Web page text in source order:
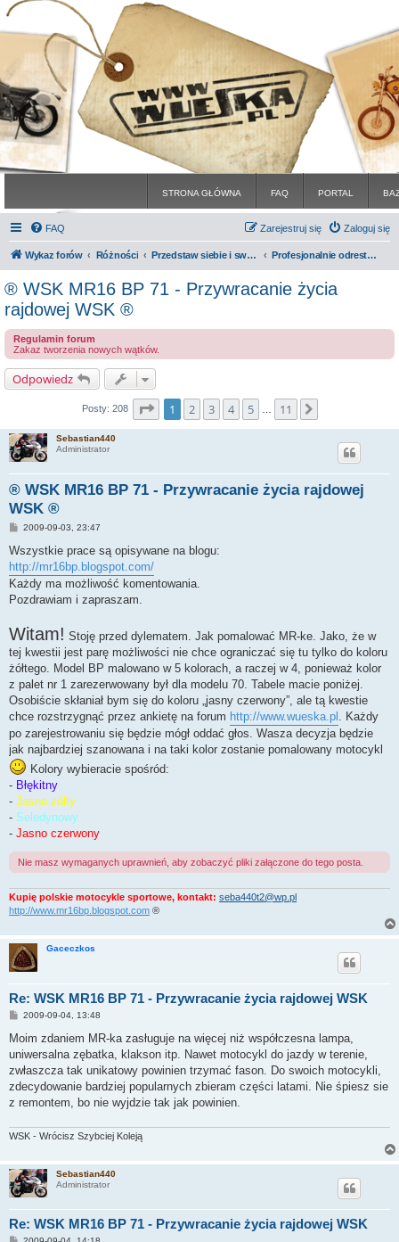
STRONA GŁÓWNA FAQ PORTAL
FAQ Zaloguj się
Zarejestruj się
Wykaz forów Różności Przedstaw siebie i swoje maszyny Profesjonalnie odrestaurowane motocykle
® WSK MR16 BP 71 - Przywracanie życia
rajdowej WSK ®
Regulamin forum
Zakaz tworzenia nowych wątków.
Odpowiedz
Posty: 208 Strona1 z11
1 2 3 4 5 11
Sebastian440
Administrator
® WSK MR16 BP 71 - Przywracanie życia rajdowej
WSK ®
P
s
2009-09-03, 23:47
Wszystkie prace są opisywane na blogu:
http://mr16bp.blogspot.com/
Każdy ma możliwość komentowania.
Pozdrawiam i zapraszam.
Witam! Stoję przed dylematem. Jak pomalować MR-ke. Jako, że w
tej kwestii jest parę możliwości nie chce ograniczać się tu tylko do koloru
żółtego. Model BP malowano w 5 kolorach, a raczej w 4, ponieważ kolor
z palet nr 1 zarezerwowany był dla modelu 70. Tabele macie poniżej.
Osobiście skłaniał bym się do koloru „jasny czerwony”, ale tą kwestie
chce rozstrzygnąć przez ankietę na forum http://www.wueska.pl . Każdy
po zarejestrowaniu się będzie mógł oddać głos. Wasza decyzja będzie
jak najbardziej szanowana i na taki kolor zostanie pomalowany motocykl
Kolory wybieracie spośród:
- Błękitny
- Jasno żółty
- Seledynowy
- Jasno czerwony
Nie masz wymaganych uprawnień, aby zobaczyć pliki załączone do tego posta.
Kupię polskie motocykle sportowe, kontakt: seba440t2@wp.pl
http://www.mr16bp.blogspot.com ®
Gaceczkos
Re: WSK MR16 BP 71 - Przywracanie życia rajdowej WSK
P
s
2009-09-04, 13:48
Moim zdaniem MR-ka zasługuje na więcej niż współczesna lampa,
uniwersalna zębatka, klakson itp. Nawet motocykl do jazdy w terenie,
zwłaszcza tak unikatowy powinien trzymać fason. Do swoich motocykli,
zdecydowanie bardziej popularnych zbieram części latami. Nie śpiesz sie
z remontem, bo nie wyjdzie tak jak powinien.
WSK - Wrócisz Szybciej Koleją
Sebastian440
Administrator
Re: WSK MR16 BP 71 - Przywracanie życia rajdowej WSK